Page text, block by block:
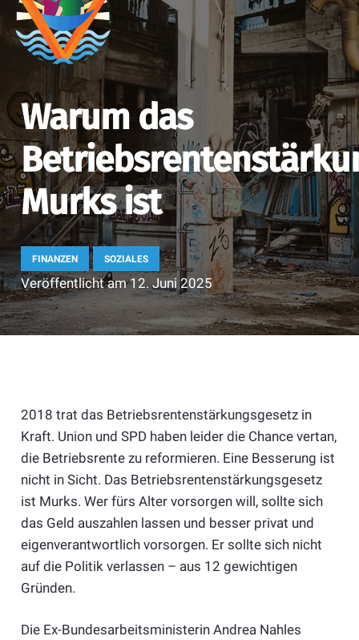
Warum das
Murks ist
FINANZEN SOZIALES
Veröffentlicht am12. Juni 2025
2018 trat das Betriebsrentenstärkungsgesetz in
Kraft. Union und SPD haben leider die Chance vertan,
die Betriebsrente zu reformieren. Eine Besserung ist
nicht in Sicht. Das Betriebsrentenstärkungsgesetz
ist Murks. Wer fürs Alter vorsorgen will, sollte sich
das Geld auszahlen lassen und besser privat und
eigenverantwortlich vorsorgen. Er sollte sich nicht
auf die Politik verlassen – aus 12 gewichtigen
Gründen.
Die Ex-Bundesarbeitsministerin Andrea Nahles